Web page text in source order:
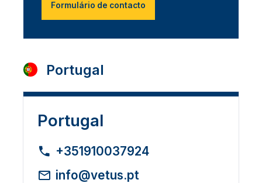
Formulário de contacto
Portugal
Portugal
+351910037924
info@vetus.pt